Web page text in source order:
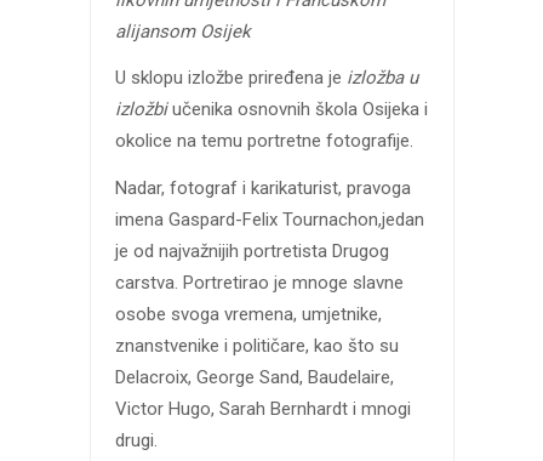
alijansom Osijek
U sklopu izložbe priređena je izložba u
izložbiučenika osnovnih škola Osijeka i
okolice na temu portretne fotografije.
Nadar, fotograf i karikaturist, pravoga
imena Gaspard-Felix Tournachon,jedan
je od najvažnijih portretista Drugog
carstva. Portretirao je mnoge slavne
osobe svoga vremena, umjetnike,
znanstvenike i političare, kao što su
Delacroix, George Sand, Baudelaire,
Victor Hugo, Sarah Bernhardt i mnogi
drugi.